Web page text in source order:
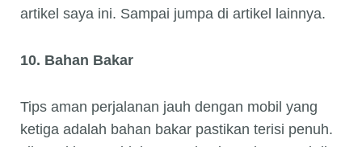
artikel saya ini. Sampai jumpa di artikel lainnya.
10. Bahan Bakar
Tips aman perjalanan jauh dengan mobil yang
ketiga adalah bahan bakar pastikan terisi penuh.